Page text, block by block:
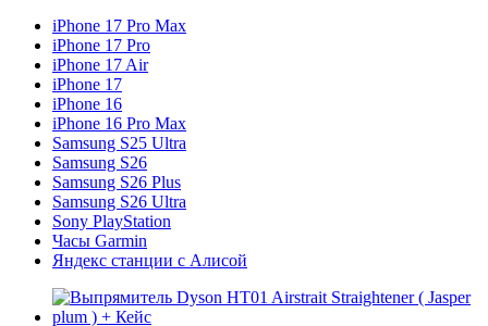
iPhone 17 Pro Max
iPhone 17 Pro
iPhone 17 Air
iPhone 17
iPhone 16
iPhone 16 Pro Max
Samsung S25 Ultra
Samsung S26
Samsung S26 Plus
Samsung S26 Ultra
Sony PlayStation
Часы Garmin
Яндекс станции с Алисой